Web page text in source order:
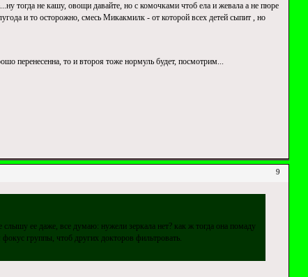
тогда не кашу, овощи давайте, но с комочками чтоб ела и жевала а не пюре
и то осторожно, смесь Микакмилк - от которой всех детей сыпит , но
перенесенна, то и второя тоже нормуль будет, посмотрим...
9
ее даже, все думаю: нужели зеркала нет? как ж тогда она помаду
группы, чтоб других докторов фильтровать.